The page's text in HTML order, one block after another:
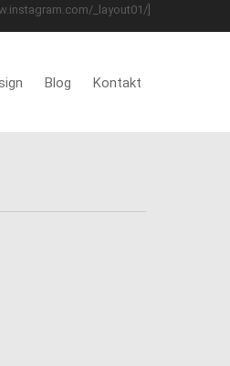
_layout01/]
Blog Kontakt